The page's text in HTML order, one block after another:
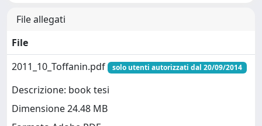
File allegati
File
2011_10_Toffanin.pdf
solo utenti autorizzati dal 20/09/2014
Descrizione: book tesi
Dimensione 24.48 MB